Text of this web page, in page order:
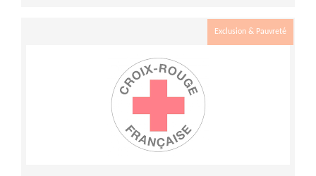
Exclusion & Pauvreté